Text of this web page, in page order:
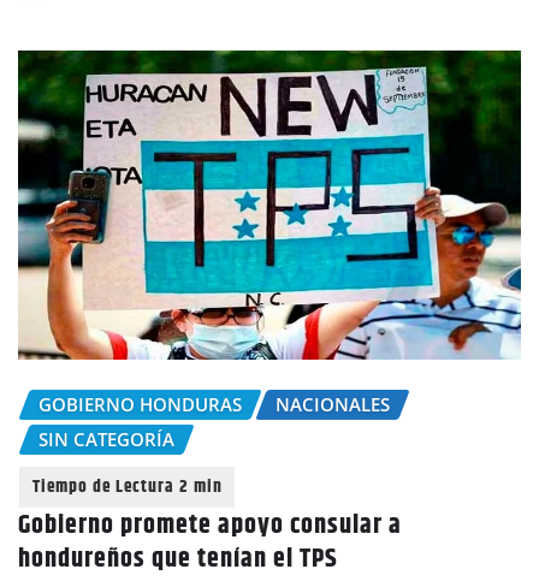
GOBIERNO HONDURAS
NACIONALES
SIN CATEGORÍA
Gobierno promete apoyo consular a
hondureños que tenían el TPS